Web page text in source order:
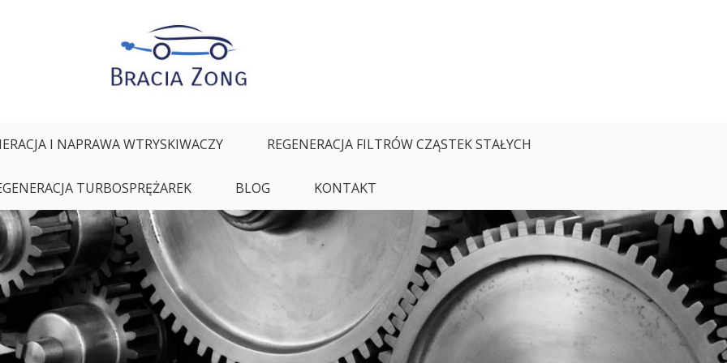
I NAPRAWA WTRYSKIWACZY REGENERACJA FILTRÓW CZĄSTEK STAŁYCH
TURBOSPRĘŻAREK BLOG KONTAKT